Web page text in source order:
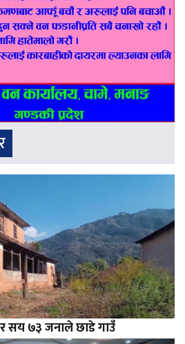
सय ७३ जनाले छाडे गाउँ